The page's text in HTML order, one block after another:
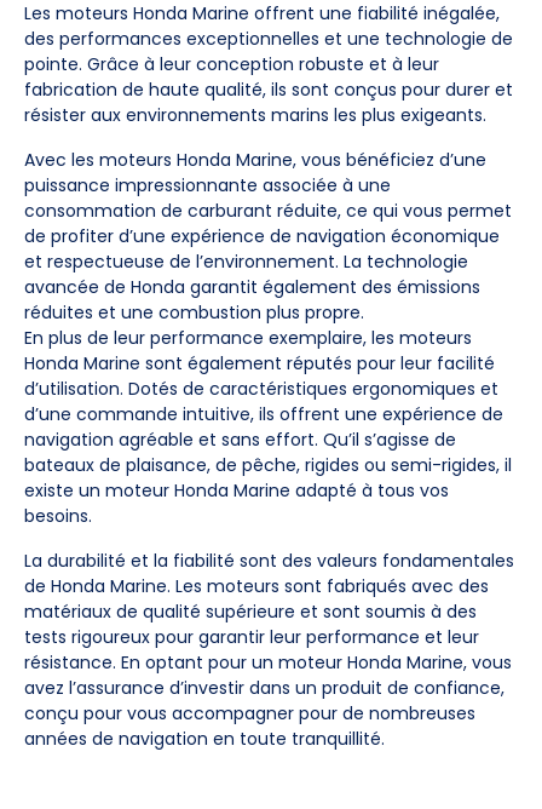
Les moteurs Honda Marine offrent une fiabilité inégalée,
des performances exceptionnelles et une technologie de
pointe. Grâce à leur conception robuste et à leur
fabrication de haute qualité, ils sont conçus pour durer et
résister aux environnements marins les plus exigeants.
Avec les moteurs Honda Marine, vous bénéficiez d’une
puissance impressionnante associée à une
consommation de carburant réduite, ce qui vous permet
de profiter d’une expérience de navigation économique
et respectueuse de l’environnement. La technologie
avancée de Honda garantit également des émissions
réduites et une combustion plus propre.
En plus de leur performance exemplaire, les moteurs
Honda Marine sont également réputés pour leur facilité
d’utilisation. Dotés de caractéristiques ergonomiques et
d’une commande intuitive, ils offrent une expérience de
navigation agréable et sans effort. Qu’il s’agisse de
bateaux de plaisance, de pêche, rigides ou semi-rigides, il
existe un moteur Honda Marine adapté à tous vos
besoins.
La durabilité et la fiabilité sont des valeurs fondamentales
de Honda Marine. Les moteurs sont fabriqués avec des
matériaux de qualité supérieure et sont soumis à des
tests rigoureux pour garantir leur performance et leur
résistance. En optant pour un moteur Honda Marine, vous
avez l’assurance d’investir dans un produit de confiance,
conçu pour vous accompagner pour de nombreuses
années de navigation en toute tranquillité.